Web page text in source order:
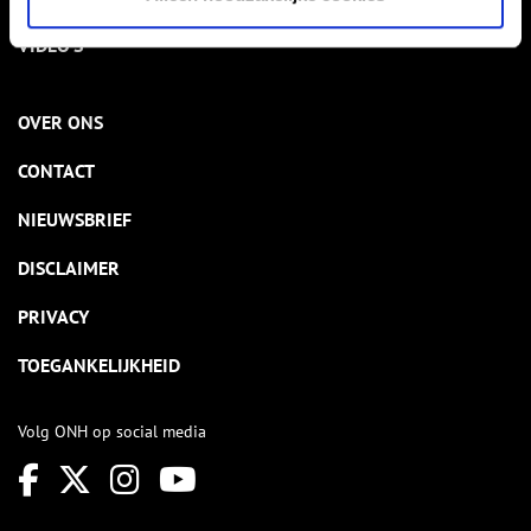
VIDEO’S
OVER ONS
CONTACT
NIEUWSBRIEF
DISCLAIMER
PRIVACY
TOEGANKELIJKHEID
Volg ONH op social media